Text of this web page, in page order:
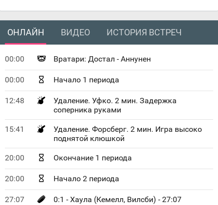
ОНЛАЙН ВИДЕО ИСТОРИЯ ВСТРЕЧ
00:00 Вратари: Достал - Аннунен
00:00 Начало 1 периода
12:48
Удаление. Уфко. 2 мин. Задержка
соперника руками
15:41
Удаление. Форсберг. 2 мин. Игра высоко
поднятой клюшкой
20:00 Окончание 1 периода
20:00 Начало 2 периода
27:07 0:1 - Хаула (Кемелл, Вилсби) - 27:07